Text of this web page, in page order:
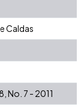
Caldas
No. 7 - 2011